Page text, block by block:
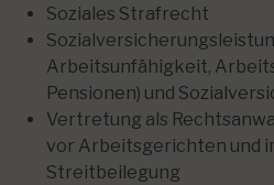
Soziales Strafrecht
Arbeitsunfähigkeit,
Pensionen) und
Vertretung als
vor Arbeitsgerichten und
Streitbeilegung